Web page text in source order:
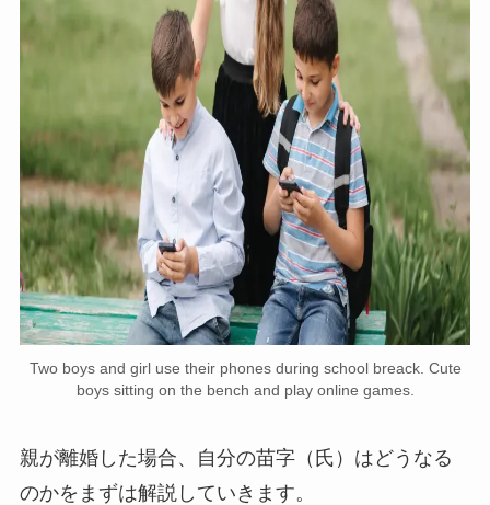
Two boys and girl use their phones during school breack. Cute
boys sitting on the bench and play online games.
親が離婚した場合、自分の苗字（氏）はどうなる
のかをまずは解説していきます。